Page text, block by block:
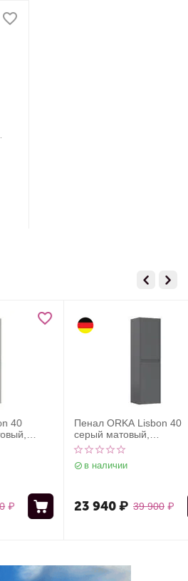
Пенал ORKA Lisbon 40
серый матовый,
универсальный
в наличии
39 900 ₽
23 940₽